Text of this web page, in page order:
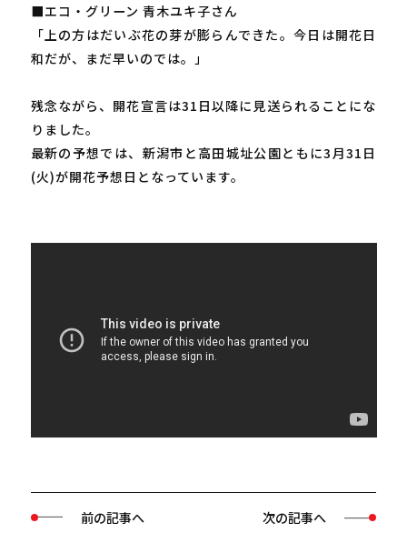
■エコ・グリーン 青木ユキ子さん
「上の方はだいぶ花の芽が膨らんできた。今日は開花日
和だが、まだ早いのでは。」
残念ながら、開花宣言は31日以降に見送られることにな
りました。
最新の予想では、新潟市と高田城址公園ともに3月31日
(火)が開花予想日となっています。
前の記事へ 次の記事へ